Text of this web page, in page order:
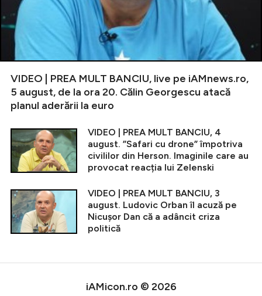
VIDEO | PREA MULT BANCIU, live pe iAMnews.ro,
5 august, de la ora 20. Călin Georgescu atacă
planul aderării la euro
VIDEO | PREA MULT BANCIU, 4
august. ”Safari cu drone” împotriva
civililor din Herson. Imaginile care au
provocat reacția lui Zelenski
VIDEO | PREA MULT BANCIU, 3
august. Ludovic Orban îl acuză pe
Nicușor Dan că a adâncit criza
politică
iAMicon.ro © 2026